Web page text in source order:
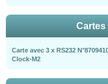
Cartes
Carte avec 3 x RS232
Clock-M2